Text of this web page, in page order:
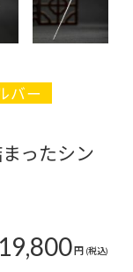
バー
ったシン
19,800円 (税込)